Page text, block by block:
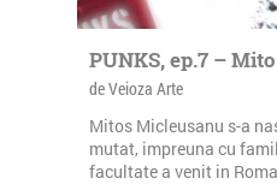
PUNKS, ep.7 –
de Veioza Arte
Mitos Micleusanu s-a
mutat, impreuna cu
facultate a venit in